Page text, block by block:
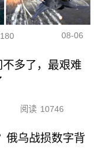
08-06
多了，最艰难
阅读 10746
俄乌战损数字背